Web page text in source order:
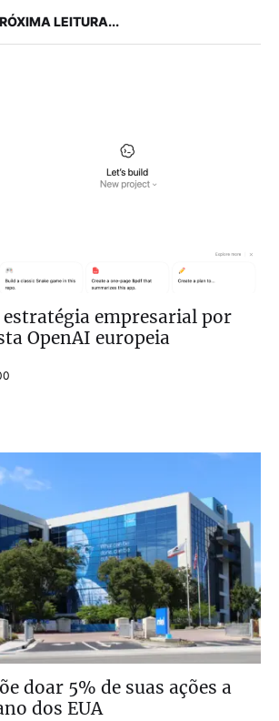
LEITURA...
empresarial por
OpenAI europeia
doar 5% de suas ações a
dos EUA